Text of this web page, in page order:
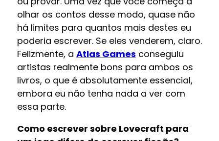
olhar os contos desse modo, quase não
há limites para quantos mais destes eu
poderia escrever. Se eles venderem, claro.
Felizmente, a Atlas Games conseguiu
artistas realmente bons para ambos os
livros, o que é absolutamente essencial,
embora eu não tenha nada a ver com
essa parte.
Como escrever sobre Lovecraft para